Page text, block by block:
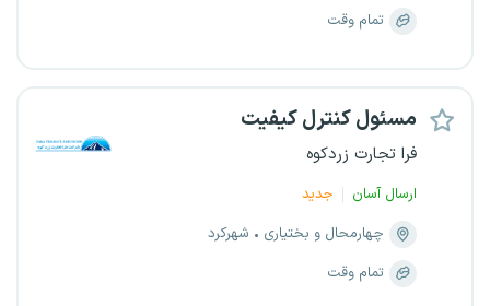
تمام وقت
مسئول کنترل کیفیت
فرا تجارت زردکوه
ارسال آسان
جدید
چهارمحال و بختیاری
شهرکرد
تمام وقت